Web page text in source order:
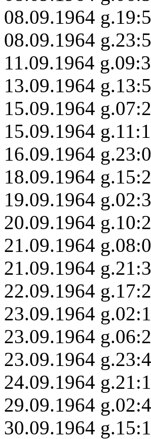
08.09.1964
08.09.1964
11.09.1964
13.09.1964
15.09.1964
15.09.1964
16.09.1964
18.09.1964
19.09.1964
20.09.1964
21.09.1964
21.09.1964
22.09.1964
23.09.1964
23.09.1964
23.09.1964
24.09.1964
29.09.1964
30.09.1964